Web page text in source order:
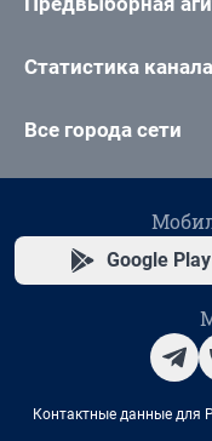
Статистика
Все города сети
Google Play
Контактные данные для